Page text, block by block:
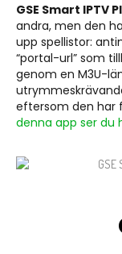
GSE Smart IPTV
andra, men den
upp spellistor:
“portal-url” som
genom en M3U-
eftersom den har
denna app ser du